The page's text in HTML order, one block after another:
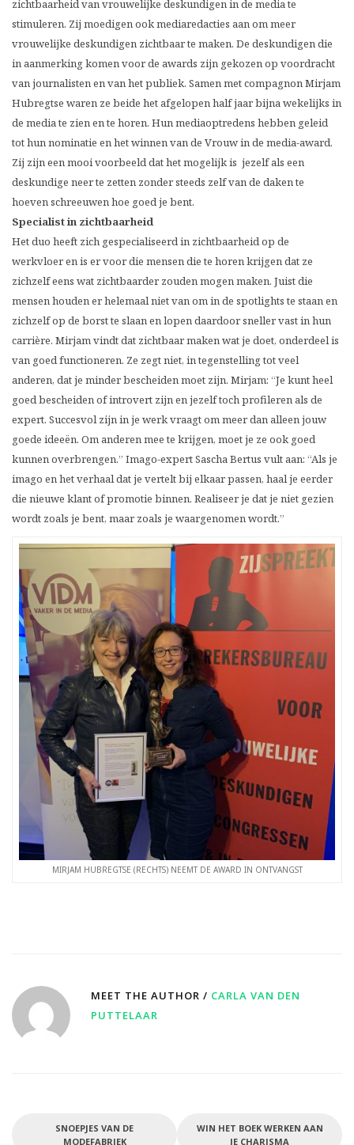
zichtbaarheid van vrouwelijke deskundigen in de media te
stimuleren. Zij moedigen ook mediaredacties aan om meer
vrouwelijke deskundigen zichtbaar te maken. De deskundigen die
in aanmerking komen voor de awards zijn gekozen op voordracht
van journalisten en van het publiek. Samen met compagnon Mirjam
Hubregtse waren ze beide het afgelopen half jaar bijna wekelijks in
de media te zien en te horen. Hun mediaoptredens hebben geleid
tot hun nominatie en het winnen van de Vrouw in de media-award.
Zij zijn een mooi voorbeeld dat het mogelijk is jezelf als een
deskundige neer te zetten zonder steeds zelf van de daken te
hoeven schreeuwen hoe goed je bent.
Specialist in zichtbaarheid
Het duo heeft zich gespecialiseerd in zichtbaarheid op de
werkvloer en is er voor die mensen die te horen krijgen dat ze
zichzelf eens wat zichtbaarder zouden mogen maken. Juist die
mensen houden er helemaal niet van om in de spotlights te staan en
zichzelf op de borst te slaan en lopen daardoor sneller vast in hun
carrière. Mirjam vindt dat zichtbaar maken wat je doet, onderdeel is
van goed functioneren. Ze zegt niet, in tegenstelling tot veel
anderen, dat je minder bescheiden moet zijn. Mirjam: “Je kunt heel
goed bescheiden of introvert zijn en jezelf toch profileren als de
expert. Succesvol zijn in je werk vraagt om meer dan alleen jouw
goede ideeën. Om anderen mee te krijgen, moet je ze ook goed
kunnen overbrengen.” Imago-expert Sascha Bertus vult aan: “Als je
imago en het verhaal dat je vertelt bij elkaar passen, haal je eerder
die nieuwe klant of promotie binnen. Realiseer je dat je niet gezien
wordt zoals je bent, maar zoals je waargenomen wordt.”
MIRJAM HUBREGTSE (RECHTS) NEEMT DE AWARD IN ONTVANGST
MEET THE AUTHOR / CARLA VAN DEN
PUTTELAAR
SNOEPJES VAN DE
MODEFABRIEK
WIN HET BOEK WERKEN AAN
JE CHARISMA